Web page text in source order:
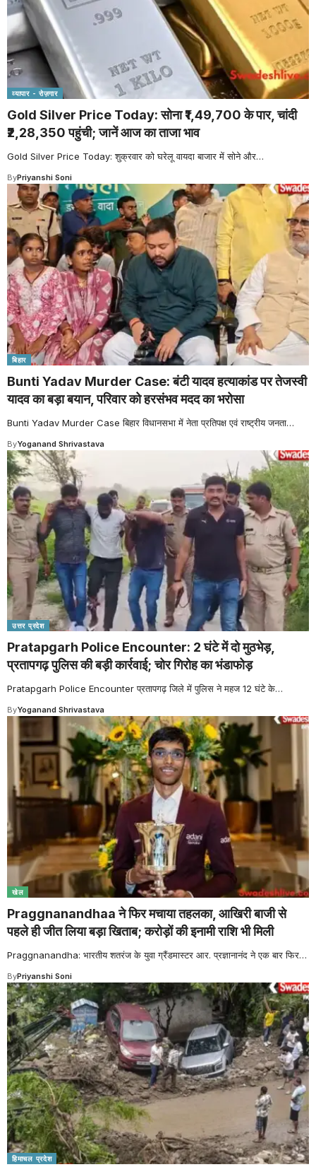
व्यापार - रोज़गार
Gold Silver Price Today: सोना ₹1,49,700 के पार, चांदी
₹2,28,350 पहुंची; जानें आज का ताजा भाव
Gold Silver Price Today: शुक्रवार को घरेलू वायदा बाजार में सोने और…
ByPriyanshi Soni
बिहार
Bunti Yadav Murder Case: बंटी यादव हत्याकांड पर तेजस्वी
यादव का बड़ा बयान, परिवार को हरसंभव मदद का भरोसा
Bunti Yadav Murder Case बिहार विधानसभा में नेता प्रतिपक्ष एवं राष्ट्रीय जनता…
ByYoganand Shrivastava
उत्तर प्रदेश
Pratapgarh Police Encounter: 2 घंटे में दो मुठभेड़,
प्रतापगढ़ पुलिस की बड़ी कार्रवाई; चोर गिरोह का भंडाफोड़
Pratapgarh Police Encounter प्रतापगढ़ जिले में पुलिस ने महज 12 घंटे के…
ByYoganand Shrivastava
खेल
Praggnanandhaa ने फिर मचाया तहलका, आखिरी बाजी से
पहले ही जीत लिया बड़ा खिताब; करोड़ों की इनामी राशि भी मिली
Praggnanandha: भारतीय शतरंज के युवा ग्रैंडमास्टर आर. प्रज्ञानानंद ने एक बार फिर…
ByPriyanshi Soni
हिमाचल प्रदेश